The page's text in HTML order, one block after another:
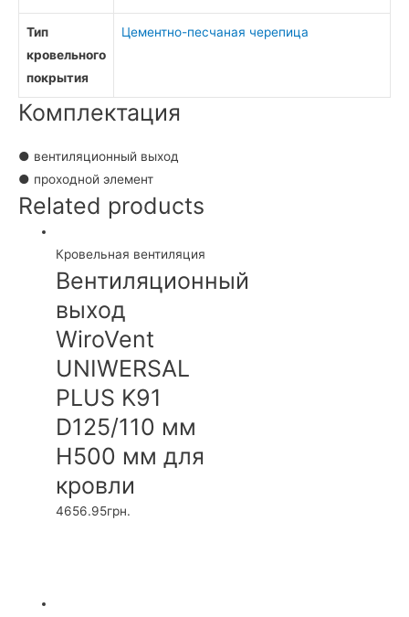
Тип
кровельного
покрытия
Цементно-песчаная черепица
Комплектация
● вентиляционный выход
● проходной элемент
Related products
Кровельная вентиляция
Вентиляционный
выход
WiroVent
UNIWERSAL
PLUS K91
D125/110 мм
H500 мм для
кровли
4656.95грн.